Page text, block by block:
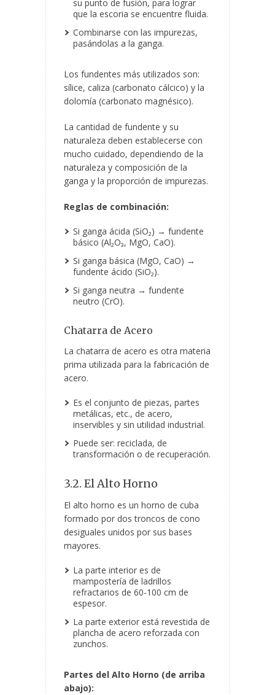
su punto de fusión, para lograr
que la escoria se encuentre fluida.
Combinarse con las impurezas,
pasándolas a la ganga.
Los fundentes más utilizados son:
sílice, caliza (carbonato cálcico) y la
dolomía (carbonato magnésico).
La cantidad de fundente y su
naturaleza deben establecerse con
mucho cuidado, dependiendo de la
naturaleza y composición de la
ganga y la proporción de impurezas.
Reglas de combinación:
Si ganga ácida (SiO₂) → fundente
básico (Al₂O₃, MgO, CaO).
Si ganga básica (MgO, CaO) →
fundente ácido (SiO₂).
Si ganga neutra → fundente
neutro (CrO).
Chatarra de Acero
La chatarra de acero es otra materia
prima utilizada para la fabricación de
acero.
Es el conjunto de piezas, partes
metálicas, etc., de acero,
inservibles y sin utilidad industrial.
Puede ser: reciclada, de
transformación o de recuperación.
3.2. El Alto Horno
El alto horno es un horno de cuba
formado por dos troncos de cono
desiguales unidos por sus bases
mayores.
La parte interior es de
mampostería de ladrillos
refractarios de 60-100 cm de
espesor.
La parte exterior está revestida de
plancha de acero reforzada con
zunchos.
Partes del Alto Horno (de arriba
abajo):